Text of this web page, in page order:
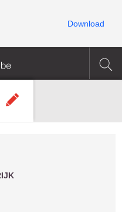
Download